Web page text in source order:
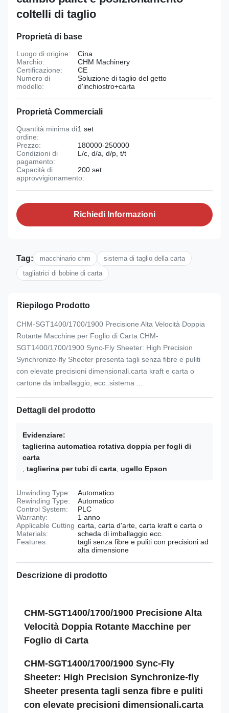
coltelli di taglio
Proprietà di base
Luogo di origine:
Cina
Marchio:
CHM Machinery
Certificazione:
CE
Numero di
modello:
Soluzione di taglio del getto
d'inchiostro+carta
Proprietà Commerciali
Quantità minima di
ordine:
1 set
Prezzo:
180000-250000
Condizioni di
pagamento:
L/c, d/a, d/p, t/t
Capacità di
approvvigionamento:
200 set
Richiedi Informazioni
Tag: macchinario chm
sistema di taglio della carta
tagliatrici di bobine di carta
Riepilogo Prodotto
CHM-SGT1400/1700/1900 Precisione Alta Velocità Doppia
Rotante Macchine per Foglio di Carta CHM-
SGT1400/1700/1900 Sync-Fly Sheeter: High Precision
Synchronize-fly Sheeter presenta tagli senza fibre e puliti
con elevate precisioni dimensionali.carta kraft e carta o
cartone da imballaggio, ecc..sistema ...
Dettagli del prodotto
Evidenziare:
taglierina automatica rotativa doppia per fogli di
carta
taglierina per tubi di carta ugello Epson
Unwinding Type:
Automatico
Rewinding Type:
Automatico
Control System:
PLC
Warranty:
1 anno
Applicable Cutting
Materials:
carta, carta d'arte, carta kraft e carta o
scheda di imballaggio ecc.
Features:
tagli senza fibre e puliti con precisioni ad
alta dimensione
Descrizione di prodotto
CHM-SGT1400/1700/1900 Precisione Alta
Velocità Doppia Rotante Macchine per
Foglio di Carta
CHM-SGT1400/1700/1900 Sync-Fly
Sheeter: High Precision Synchronize-fly
Sheeter presenta tagli senza fibre e puliti
con elevate precisioni dimensionali.carta